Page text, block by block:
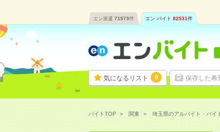
エン派遣 71573件 エン バイト 82531件
気になるリスト 0 保存した希
バイトTOP 関東 埼玉県のアルバイト・バイ